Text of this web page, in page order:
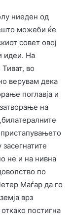
ниеден од
можеби ќе
совет овој
идеи. На
во
верувам дека
поглавја и
на
не и на нивна
по
Маѓар да го
врз
постигна